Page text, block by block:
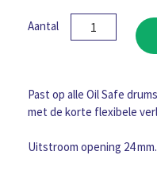
Aantal
OilSafe
Deksel
tuit
blauw
Past op alle Oil Safe
met de korte flexibele
Uitstroom opening 24 mm.